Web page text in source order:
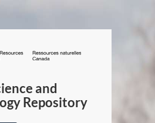
/
Canada
and
Repository